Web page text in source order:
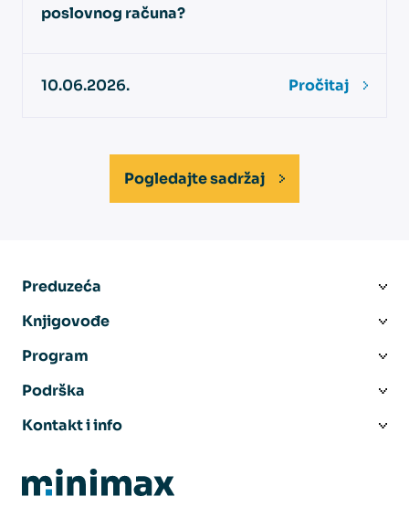
poslovnog računa?
10.06.2026. Pročitaj
Pogledajte sadržaj
Preduzeća
Knjigovođe
Program
Podrška
Kontakt i info